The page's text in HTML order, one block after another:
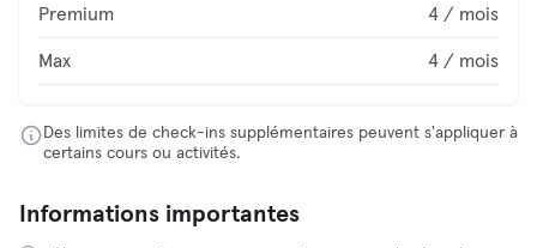
Premium 4 / mois
Max 4 / mois
Des limites de check-ins supplémentaires peuvent s'appliquer à
certains cours ou activités.
Informations importantes